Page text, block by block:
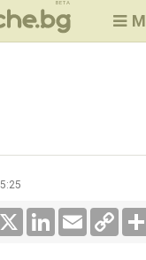
BETA
LinkedInEmail
Copy
Link